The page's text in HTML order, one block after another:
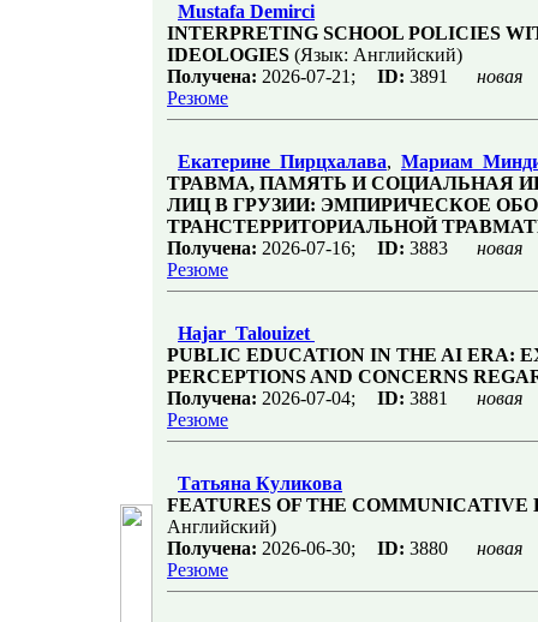
Mustafa Demirci
INTERPRETING SCHOOL POLICIES
IDEOLOGIES (Язык: Английский)
Получена: 2026-07-21; ID: 3891
новая
Резюме
Екатерине Пирцхалава, Мариам
ТРАВМА, ПАМЯТЬ И СОЦИАЛЬНАЯ
ЛИЦ В ГРУЗИИ: ЭМПИРИЧЕСКОЕ
ТРАНСТЕРРИТОРИАЛЬНОЙ
Получена: 2026-07-16; ID: 3883
новая
Резюме
Hajar Talouizet
PUBLIC EDUCATION IN THE AI ERA:
PERCEPTIONS AND CONCERNS
Получена: 2026-07-04; ID: 3881
новая
Резюме
Татьяна Куликова
FEATURES OF THE COMMUNICATIVE
Английский)
Получена: 2026-06-30; ID: 3880
новая
Резюме